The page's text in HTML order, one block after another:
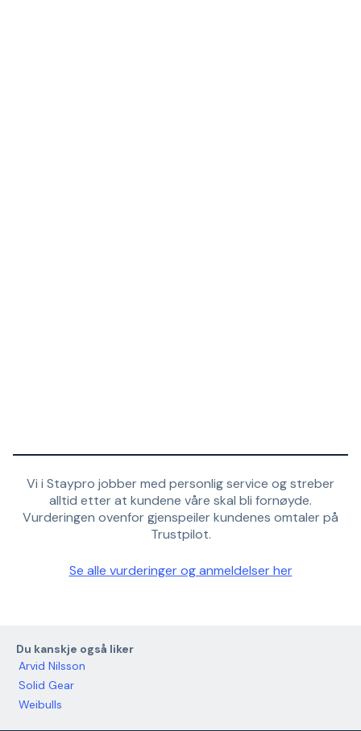
Vi i Staypro jobber med personlig service og streber
alltid etter at kundene våre skal bli fornøyde.
Vurderingen ovenfor gjenspeiler kundenes omtaler på
Trustpilot.
Se alle vurderinger og anmeldelser her
Du kanskje også liker
Arvid Nilsson
Solid Gear
Weibulls